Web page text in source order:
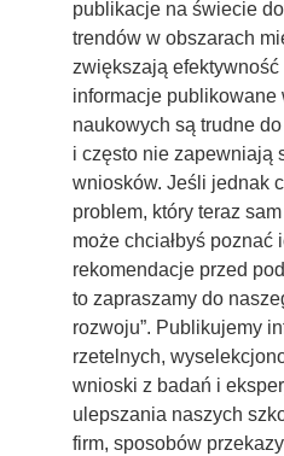
publikacje na świecie
trendów w obszarach
zwiększają
informacje publikowane
naukowych są trudne
i często nie zapewniają
wniosków. Jeśli jednak
problem, który teraz
może chciałbyś poznać
rekomendacje przed
to zapraszamy do
rozwoju”. Publikujemy
rzetelnych,
wnioski z badań i
ulepszania naszych
firm, sposobów